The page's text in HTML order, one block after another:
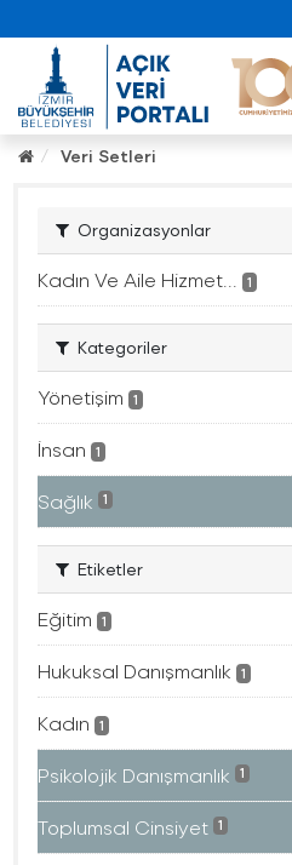
Veri Setleri
Organizasyonlar
Kadın Ve Aile Hizmet... 1
Kategoriler
Yönetişim 1
İnsan 1
Sağlık 1
Etiketler
Eğitim 1
Hukuksal Danışmanlık 1
Kadın 1
Psikolojik Danışmanlık 1
Toplumsal Cinsiyet 1